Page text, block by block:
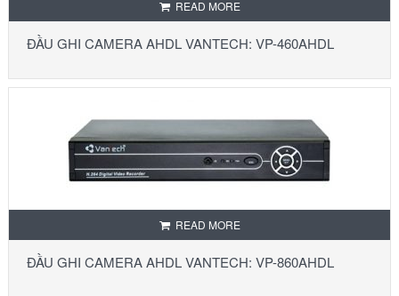
READ MORE
ĐẦU GHI CAMERA AHDL VANTECH: VP-460AHDL
READ MORE
ĐẦU GHI CAMERA AHDL VANTECH: VP-860AHDL